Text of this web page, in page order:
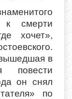
к смерти
хочет»,
в
повести
он снял
по